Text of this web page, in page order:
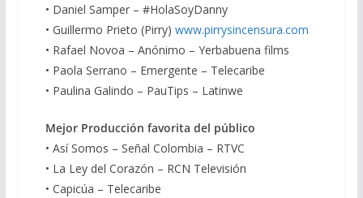
• Daniel Samper – #HolaSoyDanny
• Guillermo Prieto (Pirry) www.pirrysincensura.com
• Rafael Novoa – Anónimo – Yerbabuena films
• Paola Serrano – Emergente – Telecaribe
• Paulina Galindo – PauTips – Latinwe
Mejor Producción favorita del público
• Así Somos – Señal Colombia – RTVC
• La Ley del Corazón – RCN Televisión
• Capicúa – Telecaribe